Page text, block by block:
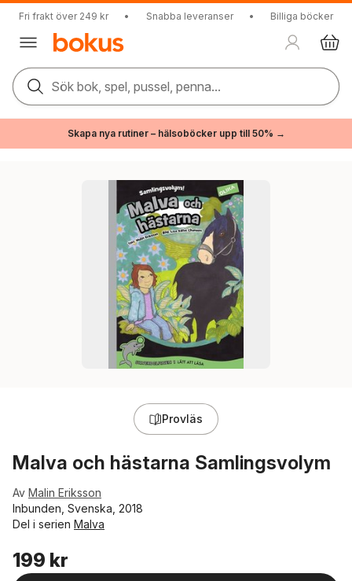
Fri frakt över 249 kr • Snabba leveranser • Billiga böcker
Sök bok, spel, pussel, penna...
Skapa nya rutiner – hälsoböcker upp till 50% →
Provläs
Malva och hästarna Samlingsvolym
Av Malin Eriksson
Inbunden, Svenska, 2018
Del i serien Malva
199 kr